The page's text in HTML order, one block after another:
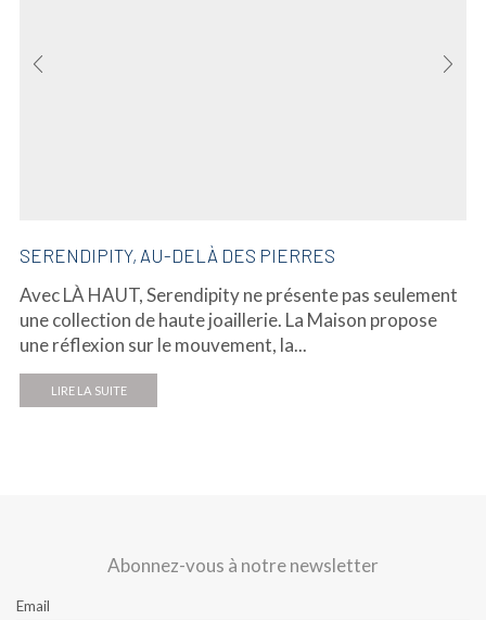
SERENDIPITY, AU-DELÀ DES PIERRES
Avec LÀ HAUT, Serendipity ne présente pas seulement
une collection de haute joaillerie. La Maison propose
une réflexion sur le mouvement, la...
LIRE LA SUITE
Abonnez-vous à notre newsletter
Email